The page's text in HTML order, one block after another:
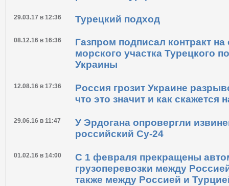
27.11.15 в 18:04
Россия решила отказаться от
режима с Турцией
Турецкий подход
Газпром подписал контракт
морского участка Турецкого
Украины
12.08.16 в 17:36
Россия грозит Украине
что это значит и как скажется
29.06.16 в 11:47
У Эрдогана опровергли
российский Су-24